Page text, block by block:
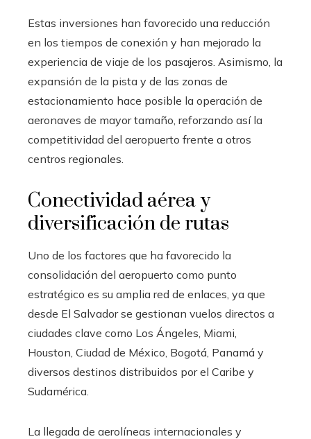
Estas inversiones han favorecido una reducción
en los tiempos de conexión y han mejorado la
experiencia de viaje de los pasajeros. Asimismo, la
expansión de la pista y de las zonas de
estacionamiento hace posible la operación de
aeronaves de mayor tamaño, reforzando así la
competitividad del aeropuerto frente a otros
centros regionales.
Conectividad aérea y
diversificación de rutas
Uno de los factores que ha favorecido la
consolidación del aeropuerto como punto
estratégico es su amplia red de enlaces, ya que
desde El Salvador se gestionan vuelos directos a
ciudades clave como Los Ángeles, Miami,
Houston, Ciudad de México, Bogotá, Panamá y
diversos destinos distribuidos por el Caribe y
Sudamérica.
La llegada de aerolíneas internacionales y